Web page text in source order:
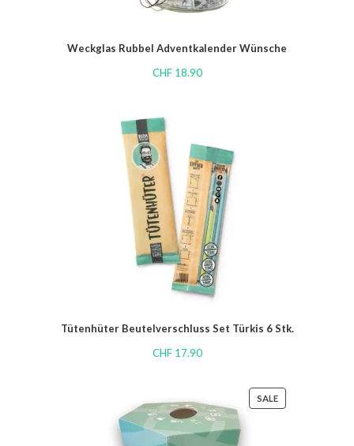
Weckglas Rubbel Adventkalender Wünsche
CHF18.90
Tütenhüter Beutelverschluss Set Türkis 6 Stk.
CHF17.90
SALE